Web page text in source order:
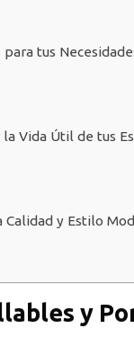
tus
Vida Útil de tus
y Estilo
y